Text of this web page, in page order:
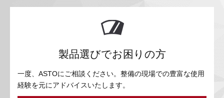
製品選びでお困りの方
一度、ASTOにご相談ください。整備の現場での豊富な使用
経験を元にアドバイスいたします。